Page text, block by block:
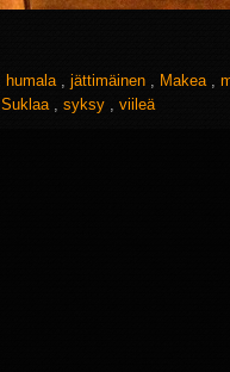
humala jättimäinen Makea
Suklaa syksy viileä